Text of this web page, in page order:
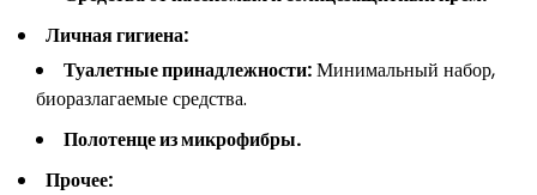
Личная гигиена:
Туалетные принадлежности:Минимальный набор,
биоразлагаемые средства.
Полотенце из микрофибры.
Прочее: